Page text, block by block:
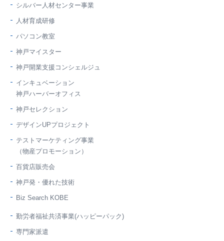
シルバー人材センター事業
人材育成研修
パソコン教室
神戸マイスター
神戸開業支援コンシェルジュ
インキュベーション
神戸ハーバーオフィス
神戸セレクション
デザインUPプロジェクト
テストマーケティング事業
（物産プロモーション）
百貨店販売会
神戸発・優れた技術
Biz Search KOBE
勤労者福祉共済事業(ハッピーパック)
専門家派遣